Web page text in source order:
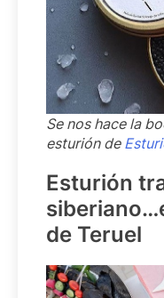
Se nos hace la
esturión de
Esturión
de Teruel